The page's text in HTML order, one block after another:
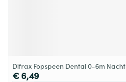
Difrax Fopspeen Dental 0-6m Nacht
€ 6,49